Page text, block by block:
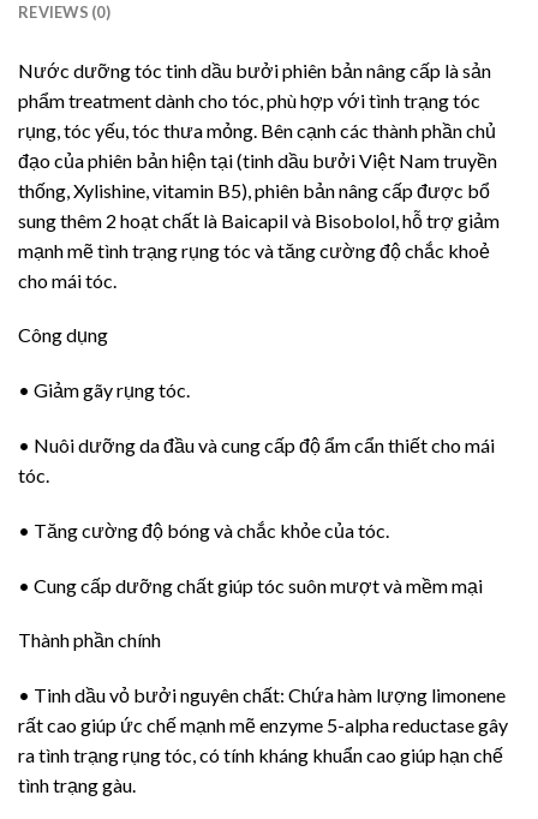
REVIEWS (0)
Nước dưỡng tóc tinh dầu bưởi phiên bản nâng cấp là sản
phẩm treatment dành cho tóc, phù hợp với tình trạng tóc
rụng, tóc yếu, tóc thưa mỏng. Bên cạnh các thành phần chủ
đạo của phiên bản hiện tại (tinh dầu bưởi Việt Nam truyền
thống, Xylishine, vitamin B5), phiên bản nâng cấp được bổ
sung thêm 2 hoạt chất là Baicapil và Bisobolol, hỗ trợ giảm
mạnh mẽ tình trạng rụng tóc và tăng cường độ chắc khoẻ
cho mái tóc.
Công dụng
• Giảm gãy rụng tóc.
• Nuôi dưỡng da đầu và cung cấp độ ẩm cẩn thiết cho mái
tóc.
• Tăng cường độ bóng và chắc khỏe của tóc.
• Cung cấp dưỡng chất giúp tóc suôn mượt và mềm mại
Thành phần chính
• Tinh dầu vỏ bưởi nguyên chất: Chứa hàm lượng limonene
rất cao giúp ức chế mạnh mẽ enzyme 5-alpha reductase gây
ra tình trạng rụng tóc, có tính kháng khuẩn cao giúp hạn chế
tình trạng gàu.